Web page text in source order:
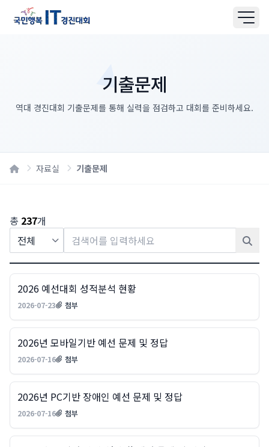
예선안내
시상안내
참가신청
점수조회
질문과답변
자주묻는질문
기출문제
기출문제
역대 경진대회 기출문제를 통해 실력을 점검하고 대회를 준비하세요.
Home자료실 기출문제
총 237개
기출문제 목록: 번호, 제목, 첨부파일 여부, 작성일 정보를 제공
2026 예선대회 성적분석 현황
2026-07-23 첨부
2026년 모바일기반 예선 문제 및 정답
2026-07-16 첨부
2026년 PC기반 장애인 예선 문제 및 정답
2026-07-16 첨부